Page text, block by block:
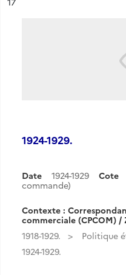
1924-1929.
Date 1924-1929 Cote
commande)
Contexte :
commerciale (CPCOM) /
1918-1929.
Politique
1924-1929.